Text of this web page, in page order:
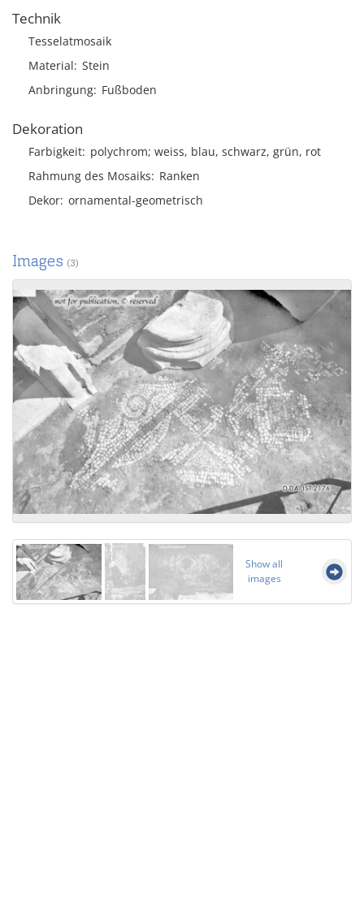
Technik
Tesselatmosaik
Material Stein
Anbringung Fußboden
Dekoration
Farbigkeit polychrom; weiss, blau, schwarz, grün, rot
Rahmung des Mosaiks
Ranken
Dekor ornamental-geometrisch
Images (3)
Show all
images